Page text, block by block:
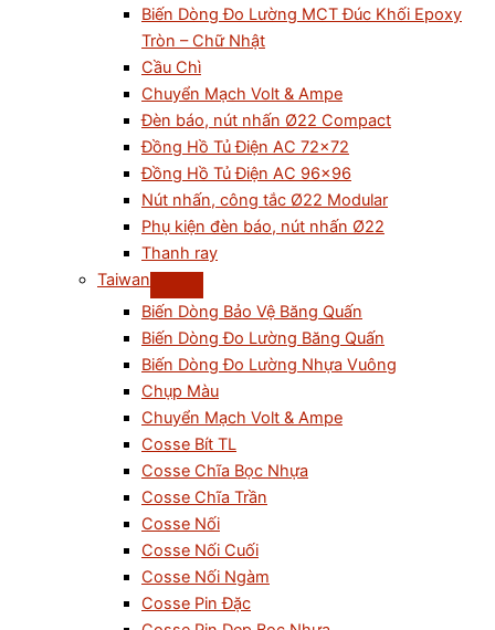
Biến Dòng Đo Lường MCT Đúc Khối Epoxy
Tròn – Chữ Nhật
Cầu Chì
Chuyển Mạch Volt & Ampe
Đèn báo, nút nhấn Ø22 Compact
Đồng Hồ Tủ Điện AC 72×72
Đồng Hồ Tủ Điện AC 96×96
Nút nhấn, công tắc Ø22 Modular
Phụ kiện đèn báo, nút nhấn Ø22
Thanh ray
Taiwan
Biến Dòng Bảo Vệ Băng Quấn
Biến Dòng Đo Lường Băng Quấn
Biến Dòng Đo Lường Nhựa Vuông
Chụp Màu
Chuyển Mạch Volt & Ampe
Cosse Bít TL
Cosse Chĩa Bọc Nhựa
Cosse Chĩa Trần
Cosse Nối
Cosse Nối Cuối
Cosse Nối Ngàm
Cosse Pin Đặc